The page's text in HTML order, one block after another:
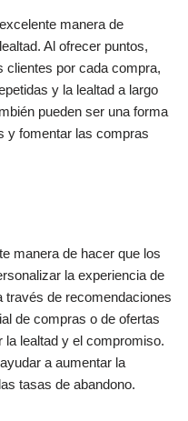
manera de
Al ofrecer puntos,
clientes por cada compra,
y la lealtad a largo
pueden ser una forma
y fomentar las compras
manera de hacer que los
la experiencia de
través de recomendaciones
de compras o de ofertas
la lealtad y el compromiso.
a aumentar la
tasas de abandono.